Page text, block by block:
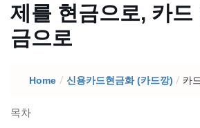
제를 현금으로, 카드
금으로
Home / 신용카드현금화 (카드깡) / 카
목차